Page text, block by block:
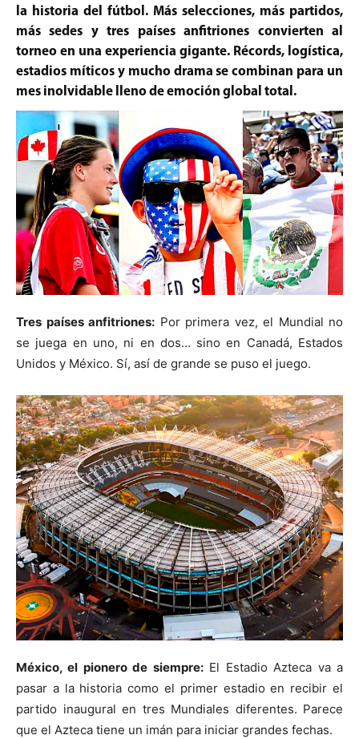
la historia del fútbol. Más selecciones, más partidos,
más sedes y tres países anfitriones convierten al
torneo en una experiencia gigante. Récords, logística,
estadios míticos y mucho drama se combinan para un
mes inolvidable lleno de emoción global total.
Tres países anfitriones: Por primera vez, el Mundial no
se juega en uno, ni en dos… sino en Canadá, Estados
Unidos y México. Sí, así de grande se puso el juego.
México, el pionero de siempre:El Estadio Azteca va a
pasar a la historia como el primer estadio en recibir el
partido inaugural en tres Mundiales diferentes. Parece
que el Azteca tiene un imán para iniciar grandes fechas.